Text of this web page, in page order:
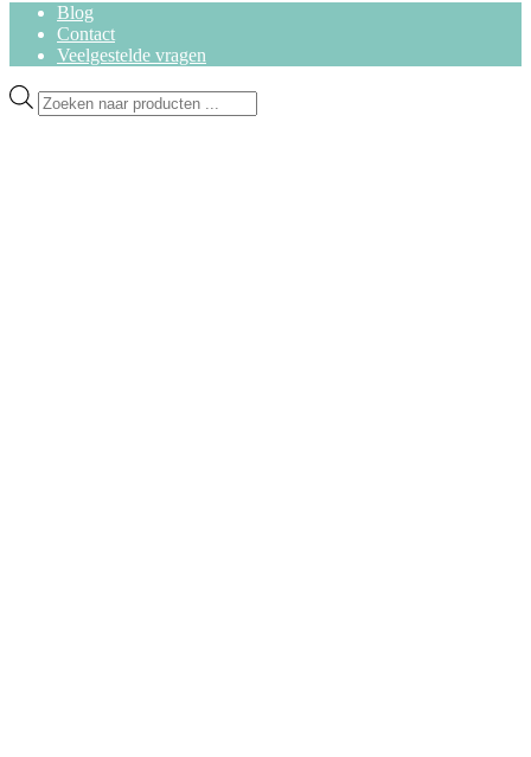
Blog
Contact
Veelgestelde vragen
Ga
door
Ga
naar
Producten
zoeken